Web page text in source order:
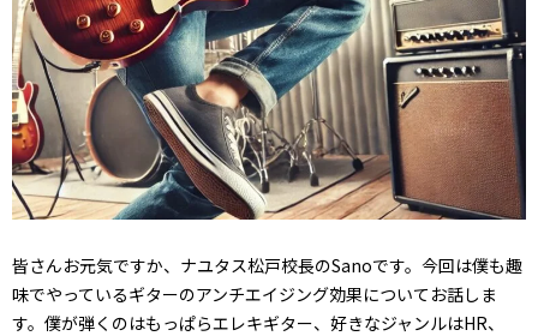
皆さんお元気ですか、ナユタス松戸校長のSanoです。今回は僕も趣
味でやっているギターのアンチエイジング効果についてお話しま
す。僕が弾くのはもっぱらエレキギター、好きなジャンルはHR、